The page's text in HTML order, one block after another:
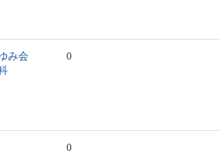
み会
0
0